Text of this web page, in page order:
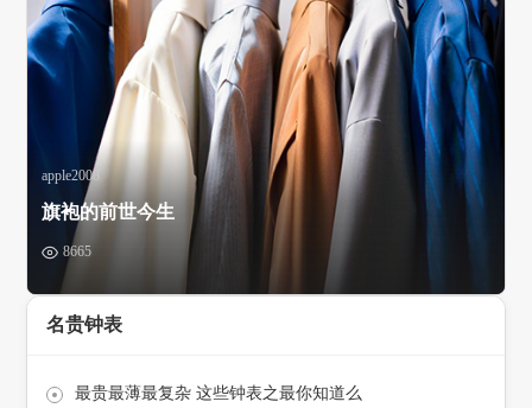
apple2008
旗袍的前世今生
8665
名贵钟表
最贵最薄最复杂 这些钟表之最你知道么